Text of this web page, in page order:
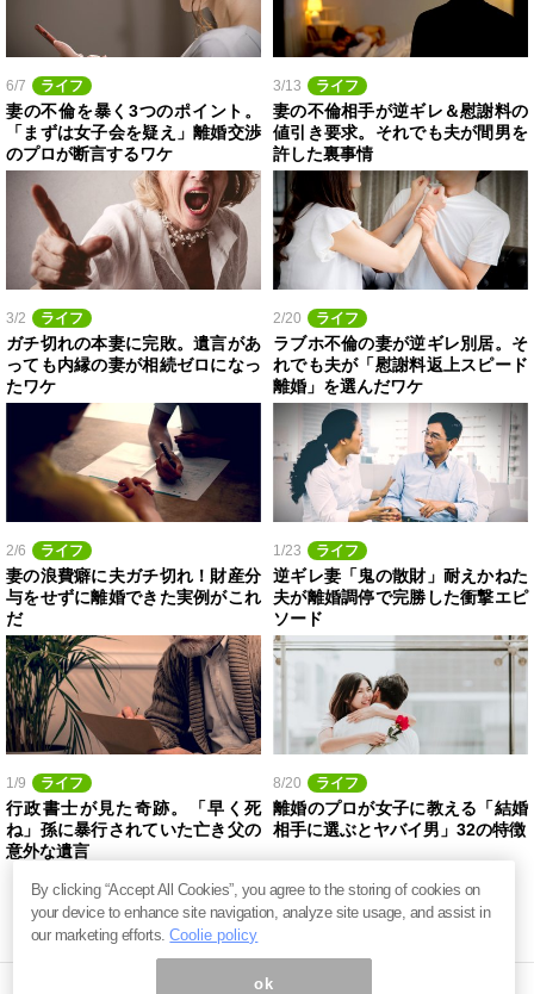
6/7 ライフ
妻の不倫を暴く3つのポイント。
「まずは女子会を疑え」離婚交渉
のプロが断言するワケ
3/13 ライフ
妻の不倫相手が逆ギレ＆慰謝料の
値引き要求。それでも夫が間男を
許した裏事情
3/2 ライフ
ガチ切れの本妻に完敗。遺言があ
っても内縁の妻が相続ゼロになっ
たワケ
2/20 ライフ
ラブホ不倫の妻が逆ギレ別居。そ
れでも夫が「慰謝料返上スピード
離婚」を選んだワケ
2/6 ライフ
妻の浪費癖に夫ガチ切れ！財産分
与をせずに離婚できた実例がこれ
だ
1/23 ライフ
逆ギレ妻「鬼の散財」耐えかねた
夫が離婚調停で完勝した衝撃エピ
ソード
1/9 ライフ
行政書士が見た奇跡。「早く死
ね」孫に暴行されていた亡き父の
意外な遺言
8/20 ライフ
離婚のプロが女子に教える「結婚
相手に選ぶとヤバイ男」32の特徴
By clicking “Accept All Cookies”, you agree to the storing of cookies on
your device to enhance site navigation, analyze site usage, and assist in
our marketing efforts.Coolie policy
ok